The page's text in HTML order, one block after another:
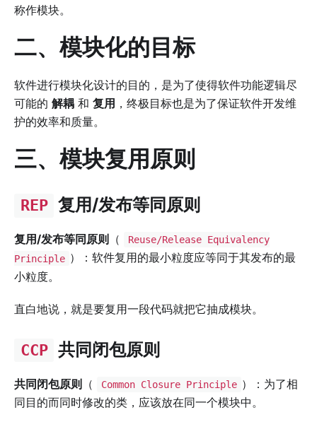
称作模块。
二、模块化的目标
软件进行模块化设计的目的，是为了使得软件功能逻辑尽
可能的 解耦 和 复用 ，终极目标也是为了保证软件开发维
护的效率和质量。
三、模块复用原则
REP 复用/发布等同原则
复用/发布等同原则 （
Reuse/Release Equivalency
Principle ）：软件复用的最小粒度应等同于其发布的最
小粒度。
直白地说，就是要复用一段代码就把它抽成模块。
CCP 共同闭包原则
共同闭包原则 （ Common Closure Principle ）：为了相
同目的而同时修改的类，应该放在同一个模块中。